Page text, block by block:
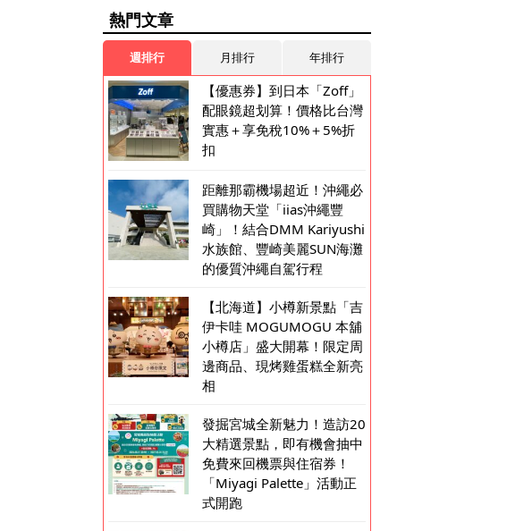
熱門文章
週排行 月排行 年排行
【優惠券】到日本「Zoff」
配眼鏡超划算！價格比台灣
實惠＋享免稅10%＋5%折
扣
距離那霸機場超近！沖繩必
買購物天堂「iias沖繩豐
崎」！結合DMM Kariyushi
水族館、豐崎美麗SUN海灘
的優質沖繩自駕行程
【北海道】小樽新景點「吉
伊卡哇 MOGUMOGU 本舖
小樽店」盛大開幕！限定周
邊商品、現烤雞蛋糕全新亮
相
發掘宮城全新魅力！造訪20
大精選景點，即有機會抽中
免費來回機票與住宿券！
「Miyagi Palette」活動正
式開跑